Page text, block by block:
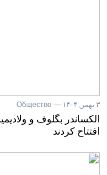
۳ بهمن ۱۴۰۴ — Общество
الکساندر بگلوف و
افتتاح کردند